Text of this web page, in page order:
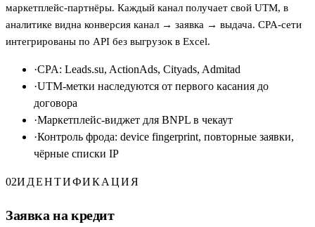
маркетплейс-партнёры. Каждый канал получает свой UTM, в
аналитике видна конверсия канал → заявка → выдача. CPA-сети
интегрированы по API без выгрузок в Excel.
·CPA: Leads.su, ActionAds, Cityads, Admitad
·UTM-метки наследуются от первого касания до
договора
·Маркетплейс-виджет для BNPL в чекаут
·Контроль фрода: device fingerprint, повторные заявки,
чёрные списки IP
02ИДЕНТИФИКАЦИЯ
Заявка на кредит